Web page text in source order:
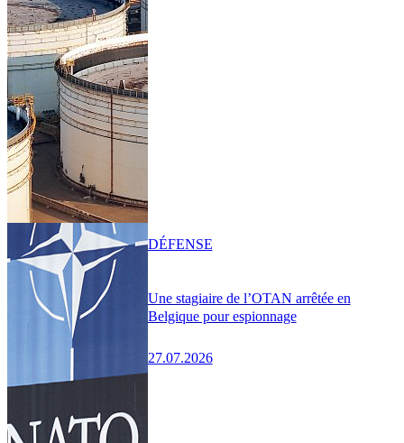
Une stagiaire de l’OTAN arrêtée en
Belgique pour espionnage
27.07.2026
DÉFENSE